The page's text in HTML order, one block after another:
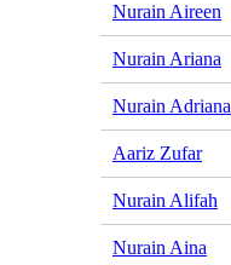
Nurain Aireen
Nurain Ariana
Nurain Adriana
Aariz Zufar
Nurain Alifah
Nurain Aina